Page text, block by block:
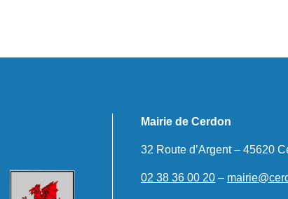
Mairie de Cerdon
32 Route d’Argent – 45620
02 38 36 00 20 –